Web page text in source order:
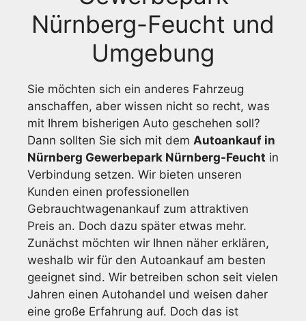
Nürnberg-Feucht und
Umgebung
Sie möchten sich ein anderes Fahrzeug
anschaffen, aber wissen nicht so recht, was
mit Ihrem bisherigen Auto geschehen soll?
Dann sollten Sie sich mit dem Autoankauf in
Nürnberg Gewerbepark Nürnberg-Feucht in
Verbindung setzen. Wir bieten unseren
Kunden einen professionellen
Gebrauchtwagenankauf zum attraktiven
Preis an. Doch dazu später etwas mehr.
Zunächst möchten wir Ihnen näher erklären,
weshalb wir für den Autoankauf am besten
geeignet sind. Wir betreiben schon seit vielen
Jahren einen Autohandel und weisen daher
eine große Erfahrung auf. Doch das ist